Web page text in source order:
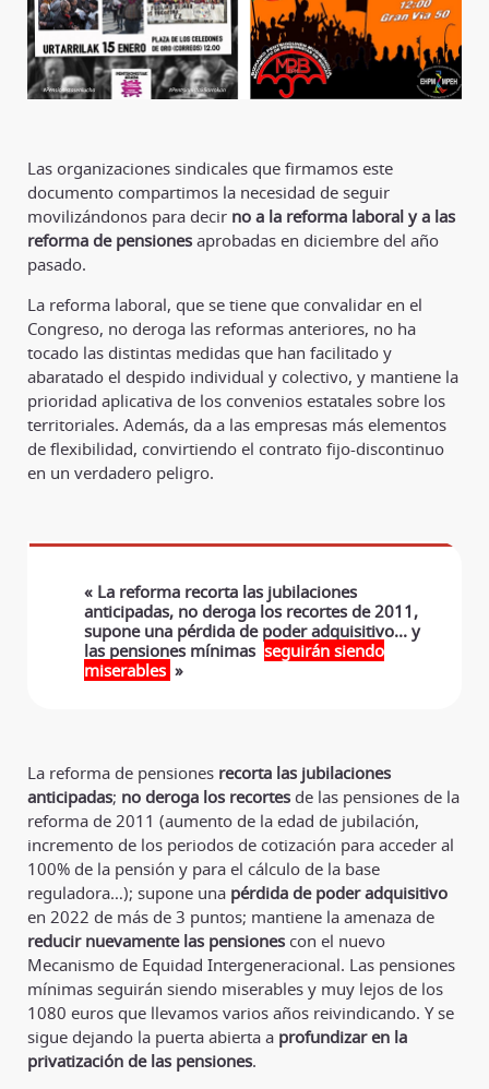
Las organizaciones sindicales que firmamos este
documento compartimos la necesidad de seguir
movilizándonos para decir no a la reforma laboral y a las
reforma de pensiones aprobadas en diciembre del año
pasado.
La reforma laboral, que se tiene que convalidar en el
Congreso, no deroga las reformas anteriores, no ha
tocado las distintas medidas que han facilitado y
abaratado el despido individual y colectivo, y mantiene la
prioridad aplicativa de los convenios estatales sobre los
territoriales. Además, da a las empresas más elementos
de flexibilidad, convirtiendo el contrato fijo-discontinuo
en un verdadero peligro.
« La reforma recorta las jubilaciones
anticipadas, no deroga los recortes de 2011,
supone una pérdida de poder adquisitivo... y
las pensiones mínimas seguirán siendo
miserables »
La reforma de pensiones recorta las jubilaciones
anticipadas; no deroga los recortes de las pensiones de la
reforma de 2011 (aumento de la edad de jubilación,
incremento de los periodos de cotización para acceder al
100% de la pensión y para el cálculo de la base
reguladora…); supone una pérdida de poder adquisitivo
en 2022 de más de 3 puntos; mantiene la amenaza de
reducir nuevamente las pensiones con el nuevo
Mecanismo de Equidad Intergeneracional. Las pensiones
mínimas seguirán siendo miserables y muy lejos de los
1080 euros que llevamos varios años reivindicando. Y se
sigue dejando la puerta abierta a profundizar en la
privatización de las pensiones.